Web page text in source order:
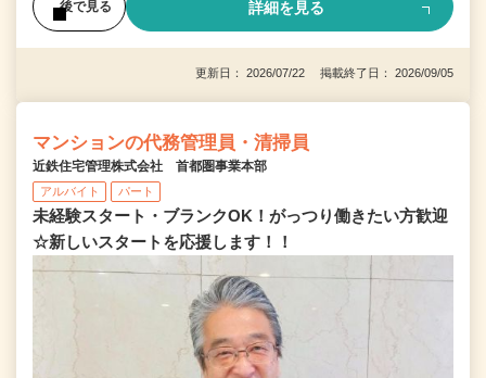
後で見る 詳細を見る
更新日： 2026/07/22 掲載終了日： 2026/09/05
マンションの代務管理員・清掃員
近鉄住宅管理株式会社 首都圏事業本部
アルバイト パート
未経験スタート・ブランクOK！がっつり働きたい方歓迎
☆新しいスタートを応援します！！